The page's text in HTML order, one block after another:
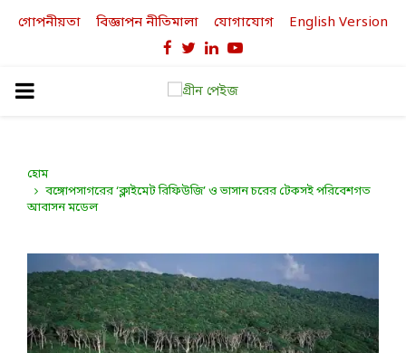
গোপনীয়তা বিজ্ঞাপন নীতিমালা যোগাযোগ English Version
Facebook
TwitterLinkedinYoutube
PRIMARY
হোম
বঙ্গোপসাগরের ‘ক্লাইমেট রিফিউজি’ ও ভাসান চরের টেকসই পরিবেশগত
আবাসন মডেল